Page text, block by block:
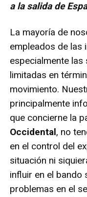
a la salida de
La mayoría de
empleados de las
especialmente las
limitadas en
movimiento.
principalmente
que concierne la
Occidental, no
en el control del
situación ni
influir en el bando
problemas en el